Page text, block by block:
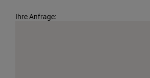
Ihre Anfrage: